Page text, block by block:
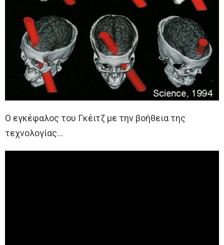
Ο εγκέφαλος του Γκέιτζ με την βοήθεια της
τεχνολογίας…